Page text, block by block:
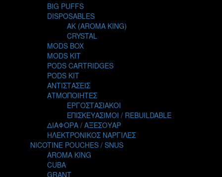
NUBO
OMERTA LIQUIDS
OPMH PROJECT
S-ELF JUICE
SADBOY
SCANDAL
SECRET FOREST
STEAM CITY LIQUIDS
STEAM TRAIN
STEAMPUNK
TALES
TATTOO
THE ALCHEMIST
THE SMOKER'S CLUB
TIKI MAHU
TWIST
BIG PUFFS
DISPOSABLES
AK (AROMA KING)
CRYSTAL
MODS BOX
MODS KIT
PODS CARTRIDGES
PODS KIT
ΑΝΤΙΣΤΑΣΕΙΣ
ΑΤΜΟΠΟΙΗΤΕΣ
ΕΡΓΟΣΤΑΣΙΑΚΟΙ
ΕΠΙΣΚΕΥΑΣΙΜΟΙ / REBUILDABLE
ΔΙΑΦΟΡΑ / ΑΞΕΣΟΥΑΡ
ΗΛΕΚΤΡΟΝΙΚΟΣ ΝΑΡΓΙΛΕΣ
NICOTINE POUCHES / SNUS
AROMA KING
CUBA
GRANT